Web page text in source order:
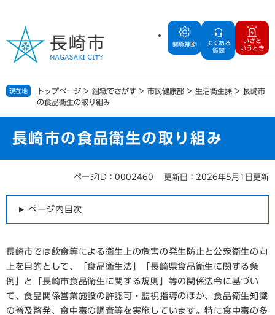
の
で
す
ー
ば
し
閲覧補助
よくある
質問
いざと
いうとき
現在地 トップページ > 組織でさがす > 市民健康部 > 生活衛生課 > 長崎市
の食品衛生の取り組み
長崎市の食品衛生の取り組み
ページID：0002460 更新日：2026年5月1日更新
ページ内目次
長崎市では飲食等による衛生上の危害の発生防止と公衆衛生の向
上を目的として、「食品衛生法」「長崎県食品衛生に関する条
例」と「長崎市食品衛生に関する規則」等の関係法令に基づい
て、食品関係営業施設の許認可・監視指導のほか、食品衛生知識
の普及啓発、食中毒の調査等を実施しています。特に食中毒の多